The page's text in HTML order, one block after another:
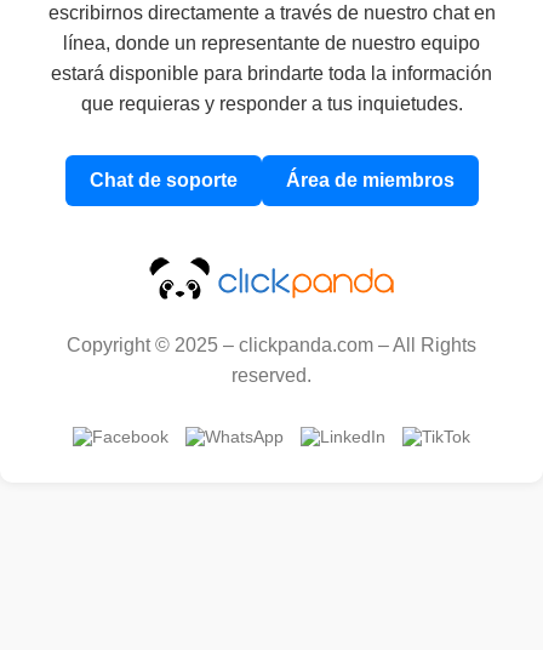
escribirnos directamente a través de nuestro chat en
línea, donde un representante de nuestro equipo
estará disponible para brindarte toda la información
que requieras y responder a tus inquietudes.
Chat de soporte Área de miembros
Copyright © 2025 – clickpanda.com – All Rights
reserved.